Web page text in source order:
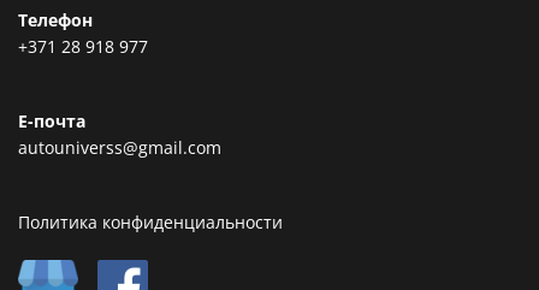
Телефон
+371 28 918 977
Е-почта
autouniverss@gmail.com
Политика конфиденциальности